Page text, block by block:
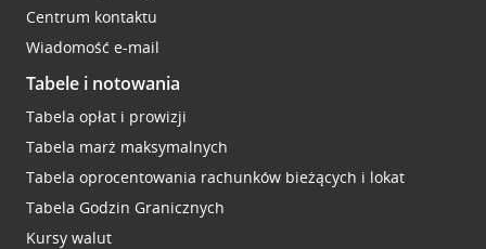
Centrum kontaktu
Wiadomość e-mail
Tabele i notowania
Tabela opłat i prowizji
Tabela marż maksymalnych
Tabela oprocentowania rachunków bieżących i lokat
Tabela Godzin Granicznych
Kursy walut